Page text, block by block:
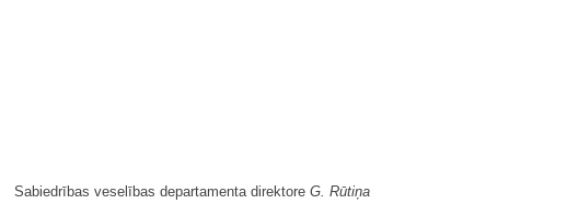
Sabiedrības veselības departamenta direktore G. Rūtiņa